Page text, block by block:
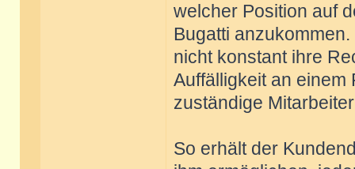
welcher Position auf
Bugatti
nicht konstant ihre
Auffälligkeit an einem
zuständige
So erhält der